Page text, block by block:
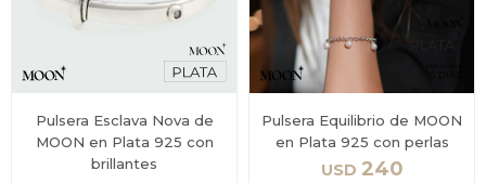
Pulsera Esclava Nova de
MOON en Plata 925 con
brillantes
Pulsera Equilibrio de MOON
en Plata 925 con perlas
USD 240